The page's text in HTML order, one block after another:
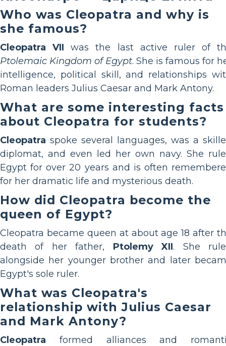
Who was Cleopatra and why is
she famous?
Cleopatra VII was the last active ruler of
Ptolemaic Kingdom of Egypt. She is famous for
intelligence, political skill, and relationships
Roman leaders Julius Caesar and Mark Antony.
What are some interesting facts
about Cleopatra for students?
Cleopatra spoke several languages, was a
diplomat, and even led her own navy. She
Egypt for over 20 years and is often
for her dramatic life and mysterious death.
How did Cleopatra become the
queen of Egypt?
Cleopatra became queen at about age 18 after
death of her father, Ptolemy XII. She
alongside her younger brother and later
Egypt's sole ruler.
What was Cleopatra's
relationship with Julius Caesar
and Mark Antony?
Cleopatra formed alliances and